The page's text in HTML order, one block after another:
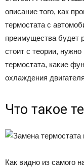
описание того, как
термостата с
преимущества будет
стоит с теории,
термостата, какие
охлаждения
Что такое
Как видно из самого